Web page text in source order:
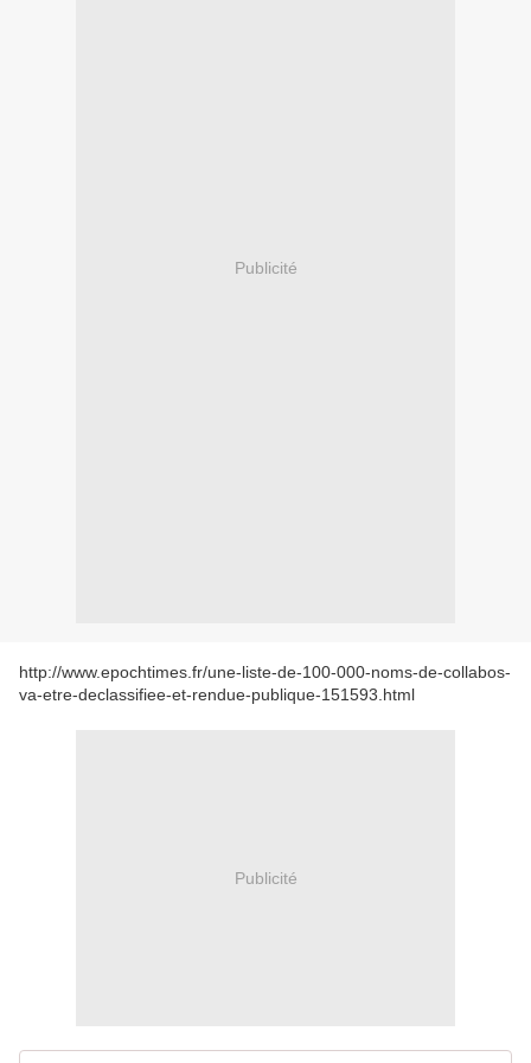
Publicité
http://www.epochtimes.fr/une-liste-de-100-000-noms-de-collabos-
va-etre-declassifiee-et-rendue-publique-151593.html
Publicité